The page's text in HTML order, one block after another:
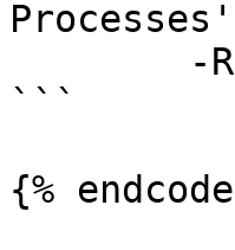
```
{%